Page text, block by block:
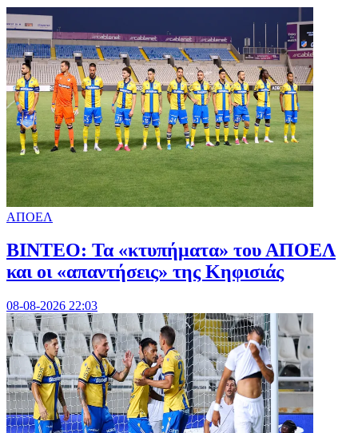
ΑΠΟΕΛ
ΒΙΝΤΕΟ: Τα «κτυπήματα» του ΑΠΟΕΛ
και οι «απαντήσεις» της Κηφισιάς
08-08-2026 22:03